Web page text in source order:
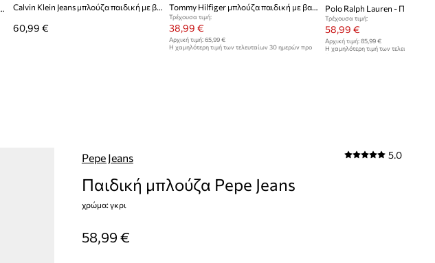
Calvin Klein Jeans μπλούζα παιδική με βαμβάκι
60,99 €
Tommy Hilfiger μπλούζα παιδική με βαμβάκι
Τρέχουσα τιμή:
38,99 €
Αρχική τιμή:65,99 €
Η χαμηλότερη τιμή των τελευταίων 30 ημερών προ
Τρέχουσα τιμή:
58,99 €
Αρχική τιμή: 85,99 €
Η χαμηλότερη τιμή των τελευταίων
Pepe Jeans 5.0
Παιδική μπλούζα Pepe Jeans
χρώμα: γκρι
58,99 €